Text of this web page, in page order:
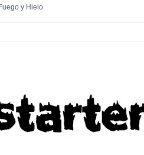
Fuego y Hielo